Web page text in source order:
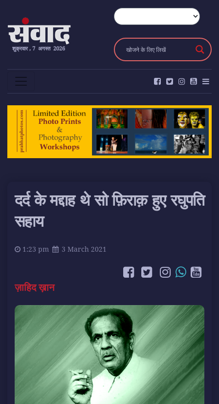
शुक्रवार , 7 अगस्त 2026
दर्द के मद्दाह थे सो फ़िराक़ हुए रघुपति
सहाय
1:23 pm 3 March 2021
ज़ाहिद ख़ान